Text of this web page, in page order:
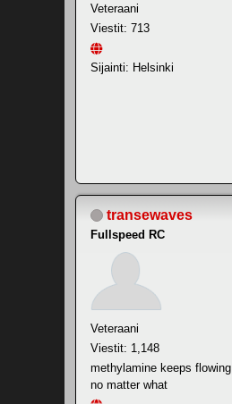
Veteraani
Viestit: 713
Sijainti: Helsinki
transewaves
Fullspeed RC
Veteraani
Viestit: 1,148
methylamine keeps flowing
no matter what